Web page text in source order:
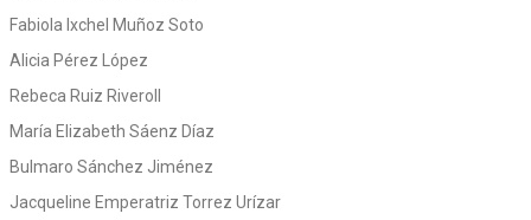
Fabiola Ixchel Muñoz Soto
Alicia Pérez López
Rebeca Ruiz Riveroll
María Elizabeth Sáenz Díaz
Bulmaro Sánchez Jiménez
Jacqueline Emperatriz Torrez Urízar